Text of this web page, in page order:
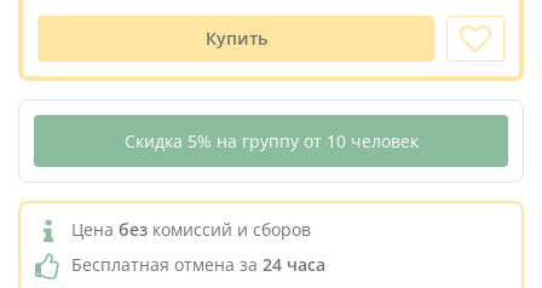
Купить
Скидка 5% на группу от 10 человек
Цена без комиссий и сборов
Бесплатная отмена за 24 часа